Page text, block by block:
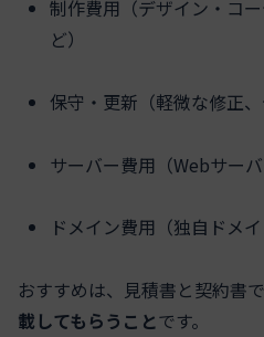
制作費用（デザイン・コ
ど）
保守・更新（軽微な修正、
サーバー費用（Webサーバ
ドメイン費用（独自ドメイ
おすすめは、見積書と契約書
載してもらうことです。